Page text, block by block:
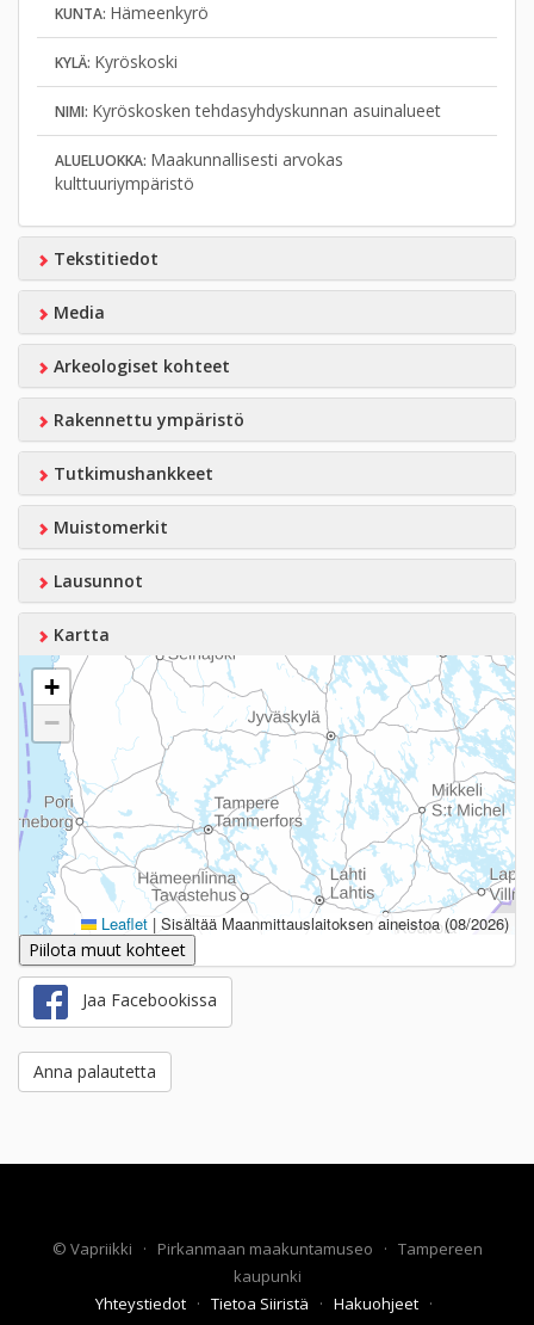
KUNTA: Hämeenkyrö
KYLÄ: Kyröskoski
NIMI: Kyröskosken tehdasyhdyskunnan asuinalueet
ALUELUOKKA: Maakunnallisesti arvokas
kulttuuriympäristö
Tekstitiedot
Media
Arkeologiset kohteet
Rakennettu ympäristö
Tutkimushankkeet
Muistomerkit
Lausunnot
Kartta
+
−
Leaflet | Sisältää Maanmittauslaitoksen aineistoa (08/2026)
Piilota muut kohteet
Jaa Facebookissa
Anna palautetta
© Vapriikki · Pirkanmaan maakuntamuseo · Tampereen
kaupunki
Yhteystiedot · Tietoa Siiristä · Hakuohjeet ·